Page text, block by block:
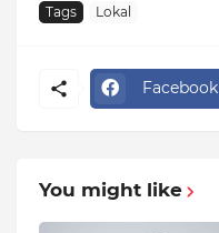
Tags Lokal
Facebook
You might like